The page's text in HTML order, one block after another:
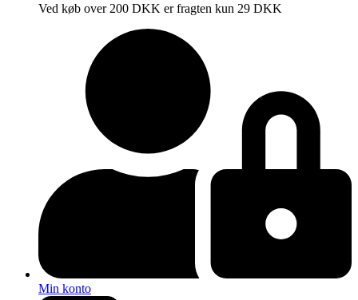
Ved køb over 200 DKK er fragten kun 29 DKK
Min konto